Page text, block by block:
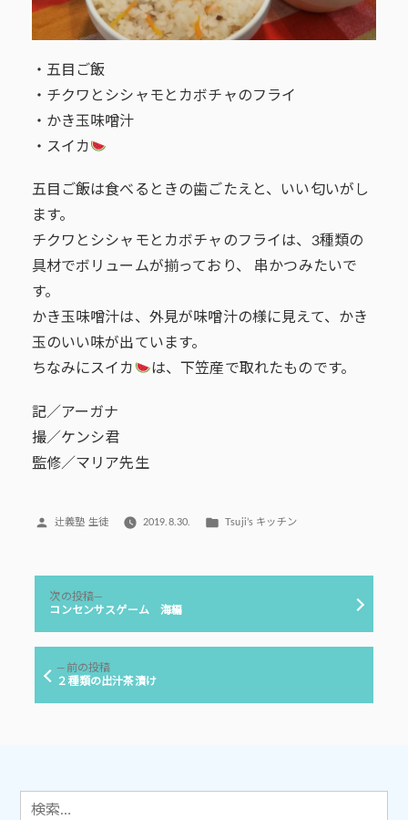
・五目ご飯
・チクワとシシャモとカボチャのフライ
・かき玉味噌汁
・スイカ
五目ご飯は食べるときの歯ごたえと、いい匂いがし
ます。
チクワとシシャモとカボチャのフライは、3種類の
具材でボリュームが揃っており、 串かつみたいで
す。
かき玉味噌汁は、外見が味噌汁の様に見えて、かき
玉のいい味が出ています。
ちなみにスイカ
は、下笠産で取れたものです。
記／アーガナ
撮／ケンシ君
監修／マリア先生
投
辻義塾 生徒 2019.8.30.
カ
リ
Tsuji’s キッチン
ナ
ー
前の投稿前
の
２種類の出汁茶漬け
次の投稿
の
コンセンサスゲーム 海編
検